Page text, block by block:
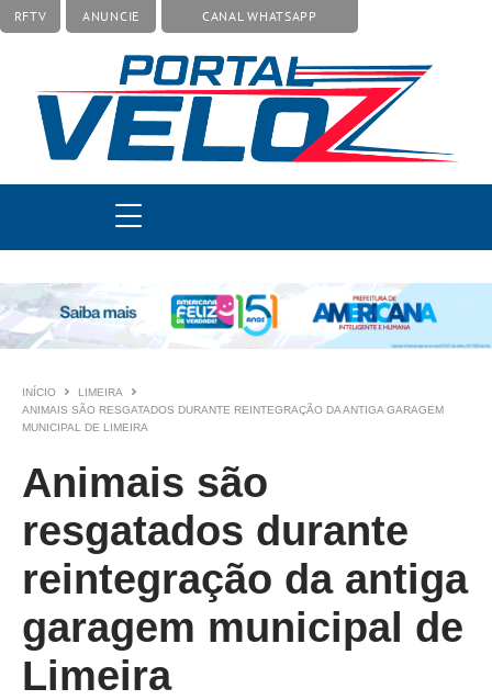
RFTV ANUNCIE CANAL WHATSAPP
INÍCIO
LIMEIRA
ANIMAIS SÃO RESGATADOS DURANTE REINTEGRAÇÃO DA ANTIGA GARAGEM
MUNICIPAL DE LIMEIRA
Animais são
resgatados durante
reintegração da antiga
garagem municipal de
Limeira